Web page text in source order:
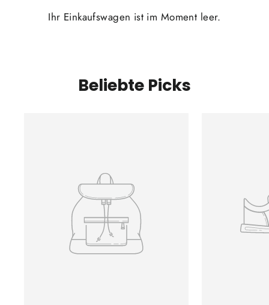
Ihr Einkaufswagen ist im Moment leer.
Beliebte Picks